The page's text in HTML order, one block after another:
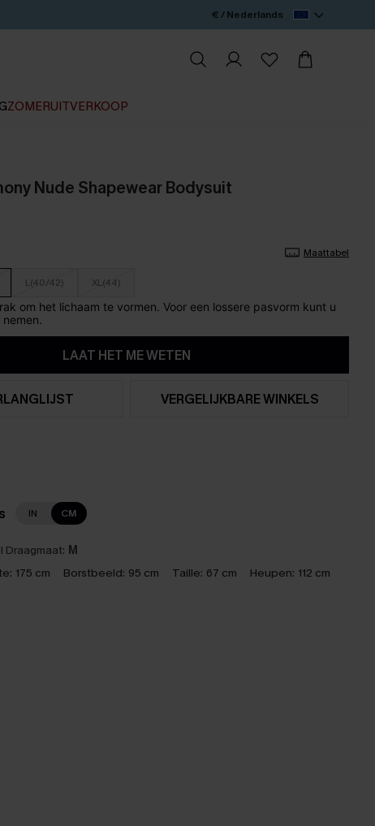
€ / Nederlands
ZOMERUITVERKOOP
Nude Shapewear Bodysuit
Maattabel
L(40/42) XL(44)
om het lichaam te vormen. Voor een lossere pasvorm kunt u
LAAT HET ME WETEN
VERGELIJKBARE WINKELS
IN CM
Draagmaat: M
175 cm Borstbeeld: 95 cm Taille: 67 cm Heupen: 112 cm